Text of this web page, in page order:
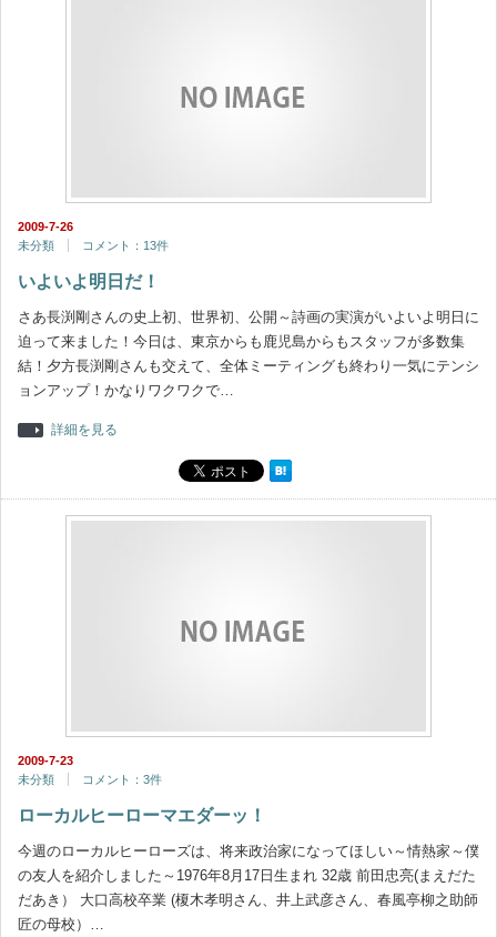
2009-7-26
未分類
コメント：13件
いよいよ明日だ！
さあ長渕剛さんの史上初、世界初、公開～詩画の実演がいよいよ明日に
迫って来ました！今日は、東京からも鹿児島からもスタッフが多数集
結！夕方長渕剛さんも交えて、全体ミーティングも終わり一気にテンシ
ョンアップ！かなりワクワクで…
詳細を見る
2009-7-23
未分類
コメント：3件
ローカルヒーローマエダーッ！
今週のローカルヒーローズは、将来政治家になってほしい～情熱家～僕
の友人を紹介しました～1976年8月17日生まれ 32歳 前田忠亮(まえだた
だあき） 大口高校卒業 (榎木孝明さん、井上武彦さん、春風亭柳之助師
匠の母校）…